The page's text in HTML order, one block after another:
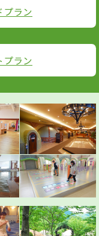
ラン
プラン